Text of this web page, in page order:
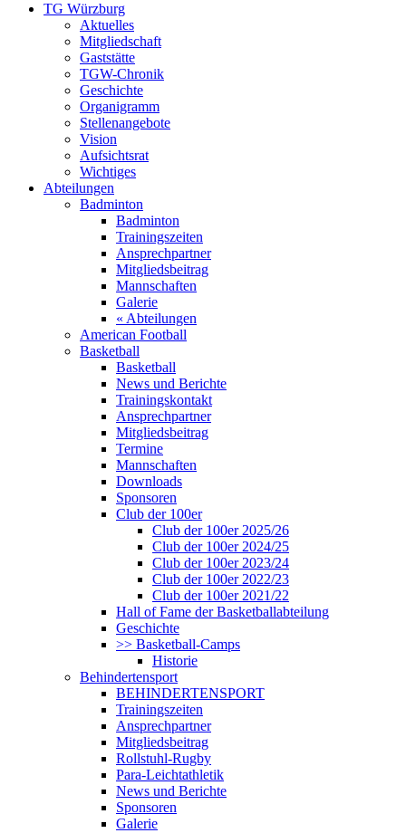
TG Würzburg
Aktuelles
Mitgliedschaft
Gaststätte
TGW-Chronik
Geschichte
Organigramm
Stellenangebote
Vision
Aufsichtsrat
Wichtiges
Abteilungen
Badminton
Badminton
Trainingszeiten
Ansprechpartner
Mitgliedsbeitrag
Mannschaften
Galerie
« Abteilungen
American Football
Basketball
Basketball
News und Berichte
Trainingskontakt
Ansprechpartner
Mitgliedsbeitrag
Termine
Mannschaften
Downloads
Sponsoren
Club der 100er
Club der 100er 2025/26
Club der 100er 2024/25
Club der 100er 2023/24
Club der 100er 2022/23
Club der 100er 2021/22
Hall of Fame der Basketballabteilung
Geschichte
>> Basketball-Camps
Historie
Behindertensport
BEHINDERTENSPORT
Trainingszeiten
Ansprechpartner
Mitgliedsbeitrag
Rollstuhl-Rugby
Para-Leichtathletik
News und Berichte
Sponsoren
Galerie